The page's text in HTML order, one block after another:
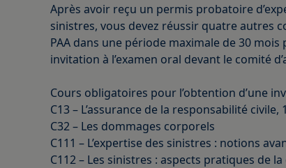
Après avoir reçu un permis probatoire
sinistres, vous devez réussir quatre autres
PAA dans une période maximale de 30
invitation à l’examen oral devant le comité
Cours obligatoires pour l’obtention d’une
C13 – L’assurance de la responsabilité civile,
C32 – Les dommages corporels
C111 – L’expertise des sinistres : notions
C112 – Les sinistres : aspects pratiques de